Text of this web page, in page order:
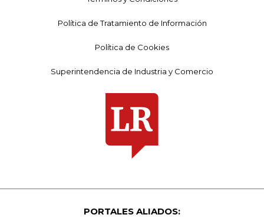
Política de Tratamiento de Información
Política de Cookies
Superintendencia de Industria y Comercio
PORTALES ALIADOS: